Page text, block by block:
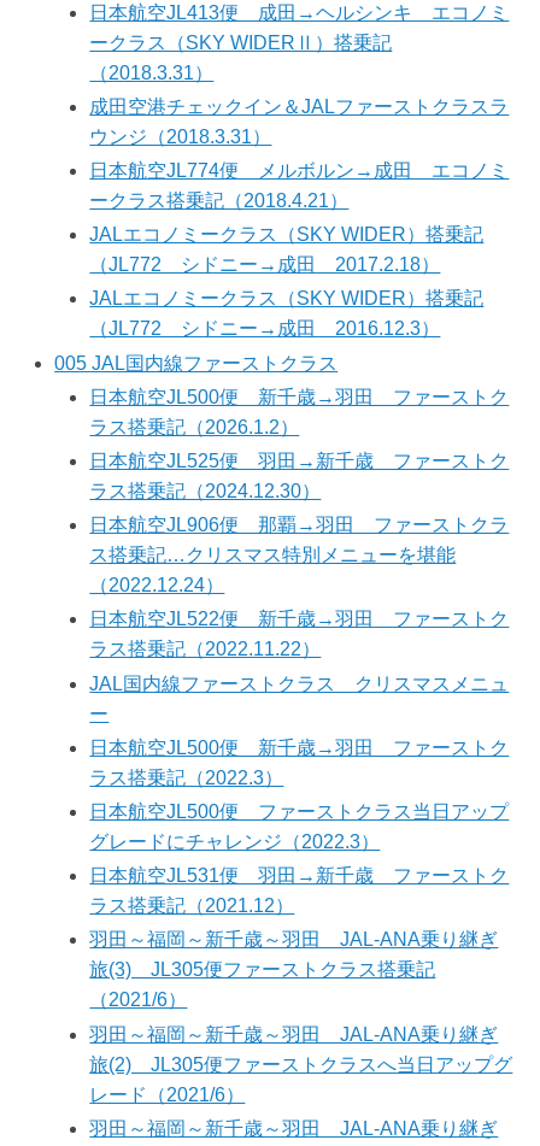
日本航空JL413便 成田→ヘルシンキ エコノミ
ークラス（SKY WIDERⅡ）搭乗記
（2018.3.31）
成田空港チェックイン＆JALファーストクラスラ
ウンジ（2018.3.31）
日本航空JL774便 メルボルン→成田 エコノミ
ークラス搭乗記（2018.4.21）
JALエコノミークラス（SKY WIDER）搭乗記
（JL772 シドニー→成田 2017.2.18）
JALエコノミークラス（SKY WIDER）搭乗記
（JL772 シドニー→成田 2016.12.3）
005 JAL国内線ファーストクラス
日本航空JL500便 新千歳→羽田 ファーストク
ラス搭乗記（2026.1.2）
日本航空JL525便 羽田→新千歳 ファーストク
ラス搭乗記（2024.12.30）
日本航空JL906便 那覇→羽田 ファーストクラ
ス搭乗記…クリスマス特別メニューを堪能
（2022.12.24）
日本航空JL522便 新千歳→羽田 ファーストク
ラス搭乗記（2022.11.22）
JAL国内線ファーストクラス クリスマスメニュ
ー
日本航空JL500便 新千歳→羽田 ファーストク
ラス搭乗記（2022.3）
日本航空JL500便 ファーストクラス当日アップ
グレードにチャレンジ（2022.3）
日本航空JL531便 羽田→新千歳 ファーストク
ラス搭乗記（2021.12）
羽田～福岡～新千歳～羽田 JAL-ANA乗り継ぎ
旅(3) JL305便ファーストクラス搭乗記
（2021/6）
羽田～福岡～新千歳～羽田 JAL-ANA乗り継ぎ
旅(2) JL305便ファーストクラスへ当日アップグ
レード（2021/6）
羽田～福岡～新千歳～羽田 JAL-ANA乗り継ぎ